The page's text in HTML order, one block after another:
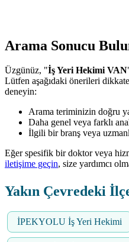
Arama Sonucu
Üzgünüz, "İş Yeri Hekimi VAN
Lütfen aşağıdaki önerileri
deneyin:
Arama teriminizin doğru
Daha genel veya farklı
İlgili bir branş veya
Eğer spesifik bir doktor veya
iletişime geçin, size yardımcı
Yakın Çevredeki
İPEKYOLU İş Yeri Hekimi